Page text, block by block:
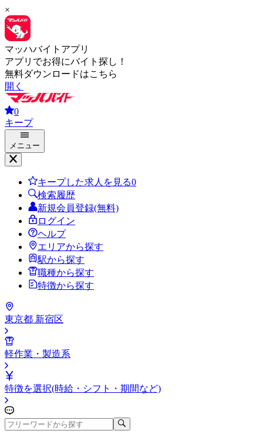
×
マッハバイトアプリ
アプリでお得にバイト探し！
無料ダウンロードはこちら
開く
0
キープ
メニュー
キープした求人を見る0
検索履歴
新規会員登録(無料)
ログイン
ヘルプ
エリアから探す
駅から探す
職種から探す
特徴から探す
東京都 新宿区
軽作業・製造系
特徴を選択(時給・シフト・期間など)